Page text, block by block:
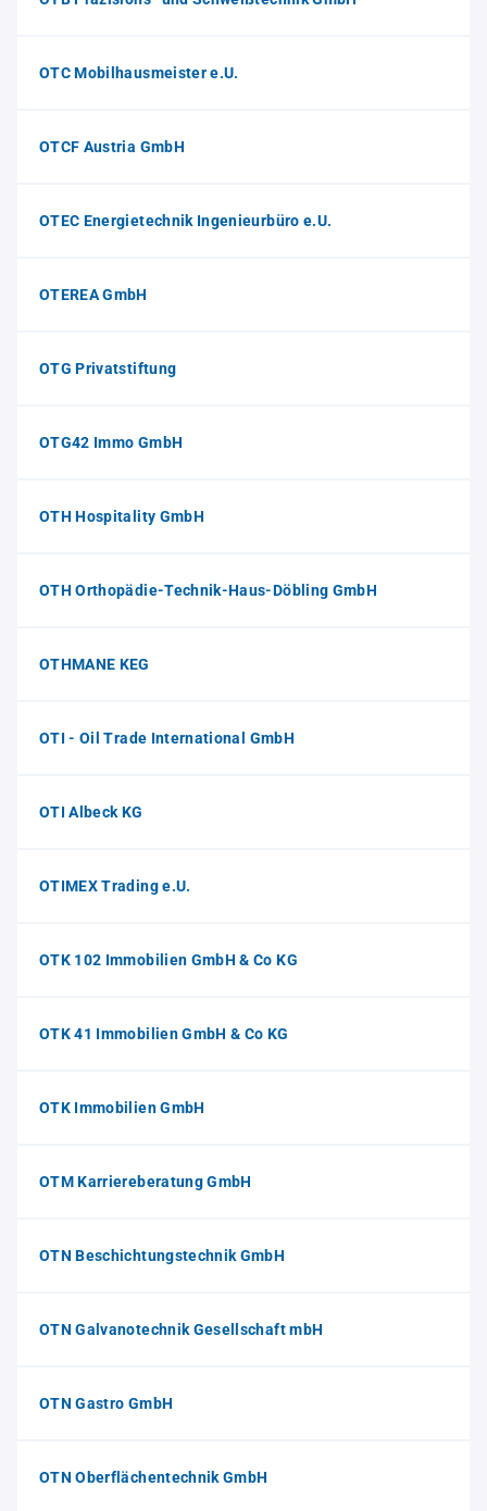
OTC Mobilhausmeister e.U.
OTCF Austria GmbH
OTEC Energietechnik Ingenieurbüro e.U.
OTEREA GmbH
OTG Privatstiftung
OTG42 Immo GmbH
OTH Hospitality GmbH
OTH Orthopädie-Technik-Haus-Döbling GmbH
OTHMANE KEG
OTI - Oil Trade International GmbH
OTI Albeck KG
OTIMEX Trading e.U.
OTK 102 Immobilien GmbH & Co KG
OTK 41 Immobilien GmbH & Co KG
OTK Immobilien GmbH
OTM Karriereberatung GmbH
OTN Beschichtungstechnik GmbH
OTN Galvanotechnik Gesellschaft mbH
OTN Gastro GmbH
OTN Oberflächentechnik GmbH